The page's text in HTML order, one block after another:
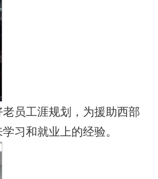
员工涯规划，为援助西部
习和就业上的经验。